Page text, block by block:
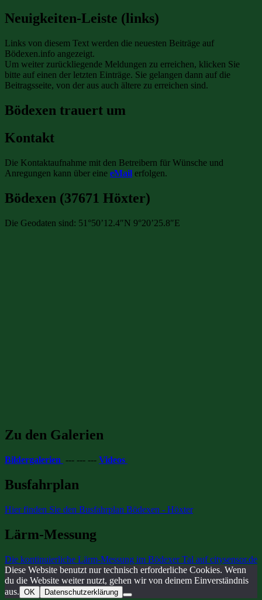
Neuigkeiten-Leiste (links)
Links von diesem Text werden die neuesten Beiträge auf
Bödexen.info angezeigt.
Um weiter zurückliegende Meldungen zu erreichen, klicken Sie
bitte auf einen der letzten Einträge. Sie gelangen dann auf die
Beitragsseite, von der aus auch ältere zu erreichen sind.
Bödexen trauert um
Kontakt
Die Kontaktaufnahme mit den Betreibern für Wünsche und
Anregungen kann über eine eMail erfolgen.
Bödexen (37671 Höxter)
Die Geodaten sind: 51°50’12.4″N 9°20’25.8″E
Zu den Galerien
Bildergalerien --- --- --- Videos
Busfahrplan
Hier finden Sie den Busfahrplan Bödexen - Höxter
Lärm-Messung
Die kontinuierliche Lärm-Messung im Bödexer Tal auf citysensor.de
Diese Website benutzt nur technisch erforderliche Cookies. Wenn
du die Website weiter nutzt, gehen wir von deinem Einverständnis
aus. OK Datenschutzerklärung